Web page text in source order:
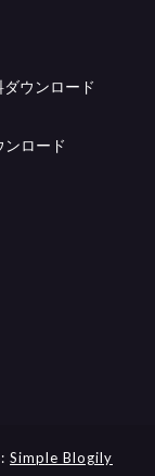
ウンロード
ロード
Simple Blogily